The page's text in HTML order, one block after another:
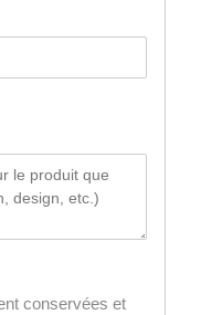
conservées et